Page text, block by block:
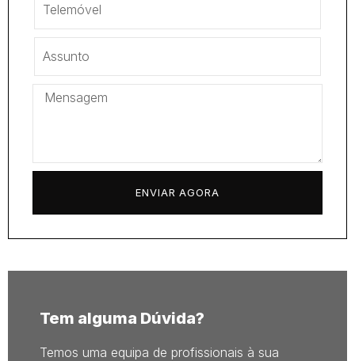
ENVIAR AGORA
Tem alguma Dúvida?
Temos uma equipa de profissionais à sua